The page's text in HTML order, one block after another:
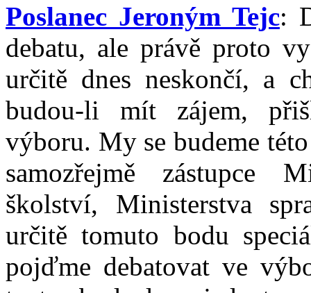
Poslanec Jeroným Tejc:
debatu, ale právě proto
určitě dnes neskončí, a
budou-li mít zájem,
výboru. My se budeme
samozřejmě zástupce
školství, Ministerstva
určitě tomuto bodu
pojďme debatovat ve